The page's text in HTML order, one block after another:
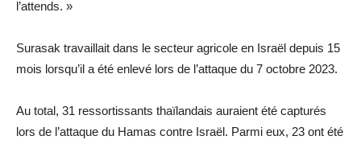
l’attends. »
Surasak travaillait dans le secteur agricole en Israël depuis 15
mois lorsqu’il a été enlevé lors de l’attaque du 7 octobre 2023.
Au total, 31 ressortissants thaïlandais auraient été capturés
lors de l’attaque du Hamas contre Israël. Parmi eux, 23 ont été